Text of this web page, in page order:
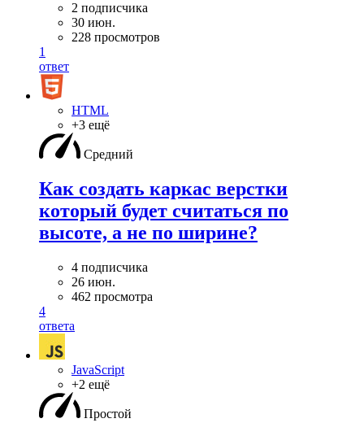
2 подписчика
30 июн.
228 просмотров
1
ответ
HTML
+3 ещё
Средний
Как создать каркас верстки
который будет считаться по
высоте, а не по ширине?
4 подписчика
26 июн.
462 просмотра
4
ответа
JavaScript
+2 ещё
Простой